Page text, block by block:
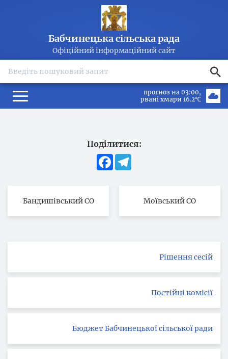
Бабчинецька сільська рада
Офіційний інформаційний сайт
прогноз на 03:00
рвані хмари 16.2℃
Поділитися:
Facebook
Бандишівський СО Моївський СО
Рішення сесій
Постійні комісії
Бюджет Бабчинецької сільської ради